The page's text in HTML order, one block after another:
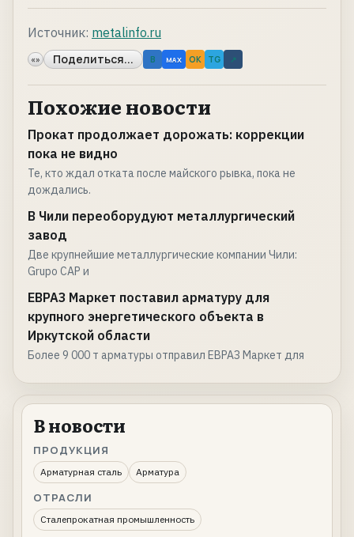
Источник: metalinfo.ru
«» Поделиться... B MAX OK TG ↗
Похожие новости
Прокат продолжает дорожать: коррекции
пока не видно
Те, кто ждал отката после майского рывка, пока не
дождались.
В Чили переоборудуют металлургический
завод
Две крупнейшие металлургические компании Чили:
Grupo CAP и
ЕВРАЗ Маркет поставил арматуру для
крупного энергетического объекта в
Иркутской области
Более 9 000 т арматуры отправил ЕВРАЗ Маркет для
В новости
ПРОДУКЦИЯ
Арматурная сталь Арматура
ОТРАСЛИ
Сталепрокатная промышленность